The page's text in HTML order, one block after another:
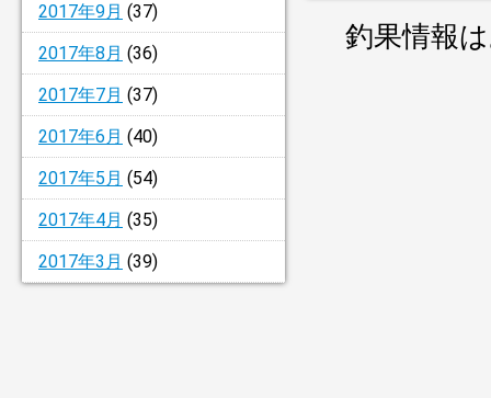
2017年9月 (37)
2017年8月 (36)
2017年7月 (37)
2017年6月 (40)
2017年5月 (54)
2017年4月 (35)
2017年3月 (39)
釣果情報